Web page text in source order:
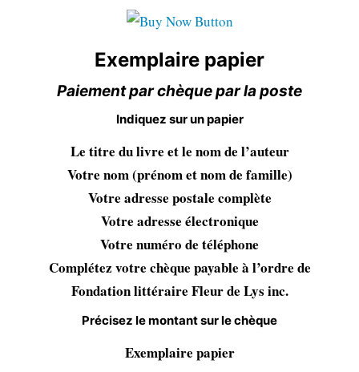
Exemplaire papier
Paiement par chèque par la poste
Indiquez sur un papier
Le titre du livre et le nom de l’auteur
Votre nom (prénom et nom de famille)
Votre adresse postale complète
Votre adresse électronique
Votre numéro de téléphone
Complétez votre chèque payable à l’ordre de
Fondation littéraire Fleur de Lys inc.
Précisez le montant sur le chèque
Exemplaire papier